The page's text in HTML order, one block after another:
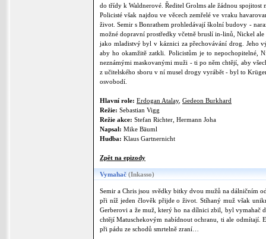
do třídy k Waldnerové. Ředitel Grolms ale žádnou
Policisté však najdou ve věcech zemřelé ve vraku
život. Semir s Bonrathem prohledávají školní budovy -
možné dopravní prostředky včetně bruslí in-linů, Nickel ale
jako mladistvý byl v káznici za přechovávání drog. Jeho
aby ho okamžitě zatkli. Policistům je to nepochopitelné,
neznámými maskovanými muži - ti po něm chtějí, aby
z učitelského sboru v ní musel drogy vyrábět - byl to
osvobodí.
Hlavní role: Erdogan Atalay, Gedeon Burkhard
Režie: Sebastian Vigg
Režie akce: Stefan Richter, Hermann Joha
Napsal: Mike Bäuml
Hudba: Klaus Gartnernicht
Zpět na epizody
Vymahač (Inkasso)
Semir a Chris jsou svědky bitky dvou mužů na dálničním
při níž jeden člověk přijde o život. Stíhaný muž však
Gerberovi a že muž, který ho na dílnici zbil, byl vymahač
chtějí Matuschekovým nabídnout ochranu, ti ale odmítají.
při pádu ze schodů smrtelně zraní…